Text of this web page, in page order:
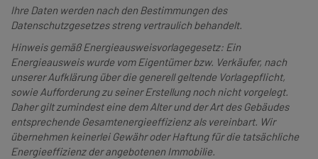
Ihre Daten werden nach den Bestimmungen des
Datenschutzgesetzes streng vertraulich behandelt.
Hinweis gemäß Energieausweisvorlagegesetz: Ein
Energieausweis wurde vom Eigentümer bzw. Verkäufer, nach
unserer Aufklärung über die generell geltende Vorlagepflicht,
sowie Aufforderung zu seiner Erstellung noch nicht vorgelegt.
Daher gilt zumindest eine dem Alter und der Art des Gebäudes
entsprechende Gesamtenergieeffizienz als vereinbart. Wir
übernehmen keinerlei Gewähr oder Haftung für die tatsächliche
Energieeffizienz der angebotenen Immobilie.